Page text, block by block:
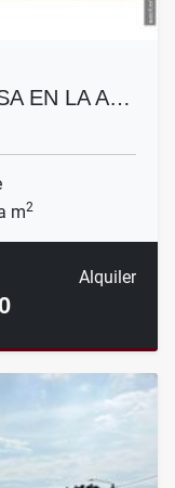
EN LA A…
m2
Alquiler